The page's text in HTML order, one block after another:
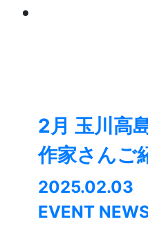
2月 玉川高
作家さんご
2025.02.03
EVENT